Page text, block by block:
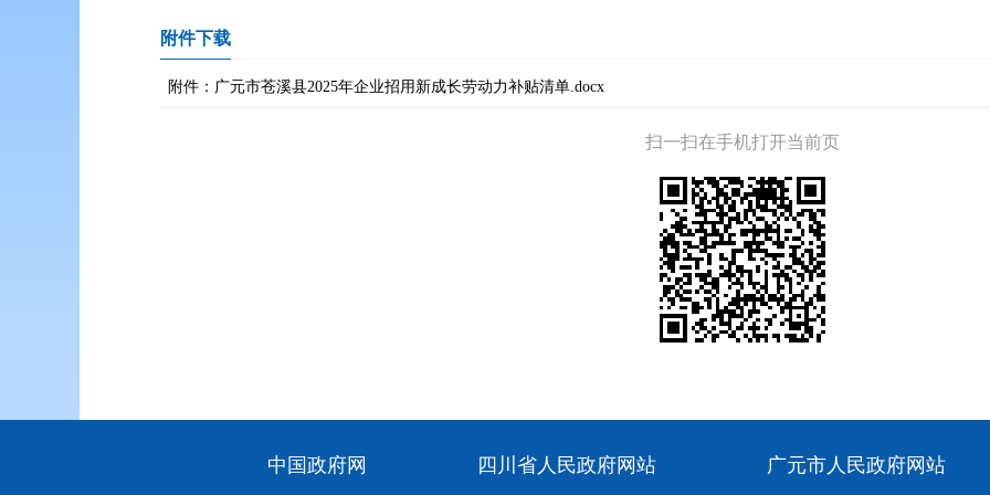
附件下载
附件：广元市苍溪县2025年企业招用新成长劳动力补贴清单.docx
扫一扫在手机打开当前页
中国政府网 四川省人民政府网站 广元市人民政府网站